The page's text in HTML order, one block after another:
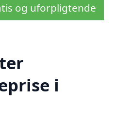
og uforpligtende
i